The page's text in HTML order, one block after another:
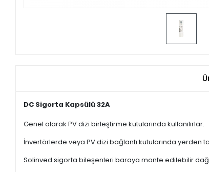
DC Sigorta Kapsülü 32A
Genel olarak PV dizi birleştirme kutularında kullanılırlar.
İnvertörlerde veya PV dizi bağlantı kutularında yerden
Solinved sigorta bileşenleri baraya monte edilebilir